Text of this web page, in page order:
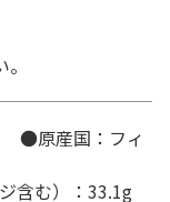
●原産国：フィ
含む）：33.1g